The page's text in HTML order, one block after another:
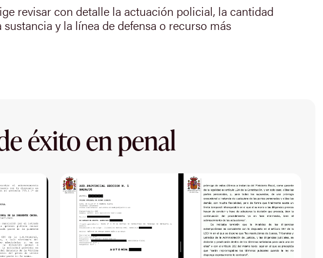
revisar con detalle la actuación policial, la cantidad
sustancia y la línea de defensa o recurso más
éxito en penal